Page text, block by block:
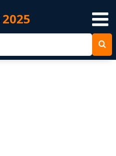
2025